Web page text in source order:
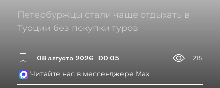
Петербуржцы стали чаще отдыхать в
Турции без покупки туров
08 августа 2026 00:05
215
Читайте нас в мессенджере Max